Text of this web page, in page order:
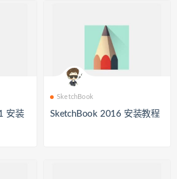
安装
SketchBook
SketchBook 2016 安装教程